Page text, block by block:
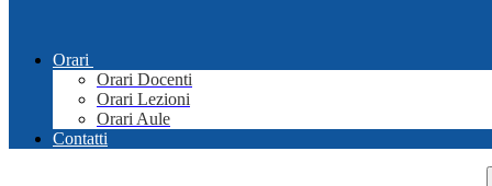
Orari
Orari Docenti
Orari Lezioni
Orari Aule
Contatti